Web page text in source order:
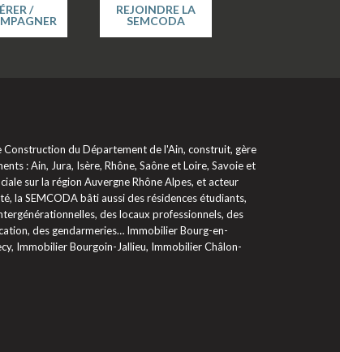
/
REJOINDRE LA
SEMCODA
du Département de l'Ain, construit, gère
: Ain, Jura, Isère, Rhône, Saône et Loire, Savoie et
sur la région Auvergne Rhône Alpes, et acteur
la SEMCODA bâti aussi des résidences étudiants,
des locaux professionnels, des
des gendarmeries… Immobilier Bourg-en-
Immobilier Bourgoin-Jallieu, Immobilier Châlon-
Personnalisez vos préférences pour contrôler la